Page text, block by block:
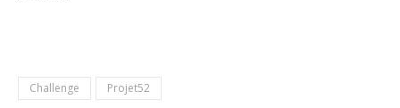
Challenge Projet52